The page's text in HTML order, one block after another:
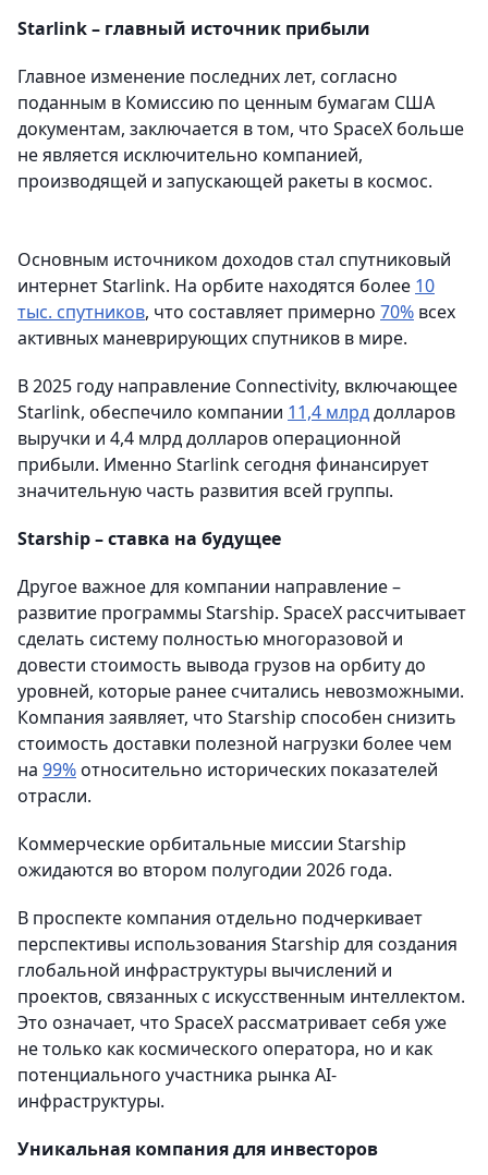
Starlink – главный источник прибыли
Главное изменение последних лет, согласно
поданным в Комиссию по ценным бумагам США
документам, заключается в том, что SpaceX больше
не является исключительно компанией,
производящей и запускающей ракеты в космос.
Основным источником доходов стал спутниковый
интернет Starlink. На орбите находятся более 10
тыс. спутников, что составляет примерно 70% всех
активных маневрирующих спутников в мире.
В 2025 году направление Connectivity, включающее
Starlink, обеспечило компании 11,4 млрддолларов
выручки и 4,4 млрд долларов операционной
прибыли. Именно Starlink сегодня финансирует
значительную часть развития всей группы.
Starship – ставка на будущее
Другое важное для компании направление –
развитие программы Starship. SpaceX рассчитывает
сделать систему полностью многоразовой и
довести стоимость вывода грузов на орбиту до
уровней, которые ранее считались невозможными.
Компания заявляет, что Starship способен снизить
стоимость доставки полезной нагрузки более чем
на 99%относительно исторических показателей
отрасли.
Коммерческие орбитальные миссии Starship
ожидаются во втором полугодии 2026 года.
В проспекте компания отдельно подчеркивает
перспективы использования Starship для создания
глобальной инфраструктуры вычислений и
проектов, связанных с искусственным интеллектом.
Это означает, что SpaceX рассматривает себя уже
не только как космического оператора, но и как
потенциального участника рынка AI-
инфраструктуры.
Уникальная компания для инвесторов